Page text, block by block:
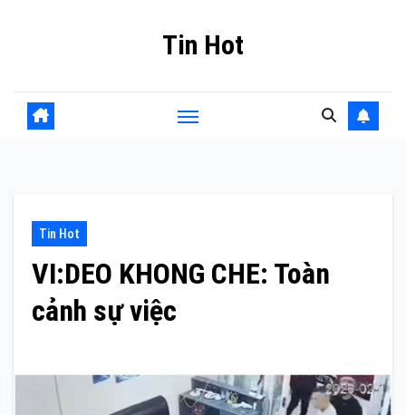
Tin Hot
Tin Hot
VI:DEO KHONG CHE: Toàn
cảnh sự việc